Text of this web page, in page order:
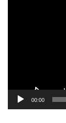
00:00